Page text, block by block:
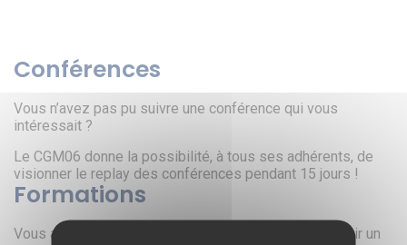
Conférences
Vous n’avez pas pu suivre une conférence qui vous
intéressait ?
Le CGM06 donne la possibilité, à tous ses adhérents, de
visionner le replay des conférences pendant 15 jours !
Formations
Vous avez suivi une formation et vous souhaitez revoir un